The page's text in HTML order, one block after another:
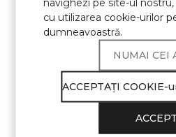
cu utilizarea cookie-urilor
dumneavoastră.
NUMAI CEI
ACCEPTAŢI COOKIE-
ACCEPT